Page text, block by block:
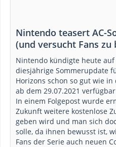
Nintendo teasert AC-
(und versucht Fans zu
Nintendo kündigte heute auf
diesjährige Sommerupdate
Horizons schon so gut wie
ab dem 29.07.2021
In einem Folgepost wurde
Zukunft weitere kostenlose
geben wird und man sich
solle, da ihnen bewusst ist,
Fans der Serie auch neuen